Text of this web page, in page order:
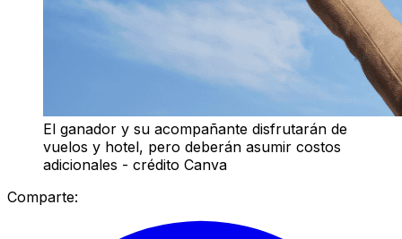
El ganador y su acompañante disfrutarán de
vuelos y hotel, pero deberán asumir costos
adicionales - crédito Canva
Comparte: